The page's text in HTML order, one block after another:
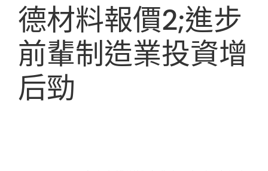
德材料報價2;進步
前輩制造業投資增
后勁